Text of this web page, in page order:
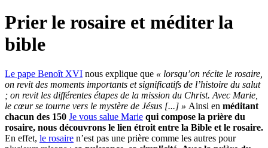
Prier le rosaire et méditer la
bible
Le pape Benoît XVI nous explique que « lorsqu’on récite le rosaire,
on revit des moments importants et significatifs de l’histoire du salut
; on revit les différentes étapes de la mission du Christ. Avec Marie,
le cœur se tourne vers le mystère de Jésus [...] » Ainsi en méditant
chacun des 150 Je vous salue Marie qui compose la prière du
rosaire, nous découvrons le lien étroit entre la Bible et le rosaire.
En effet, le rosaire n’est pas une prière comme les autres pour